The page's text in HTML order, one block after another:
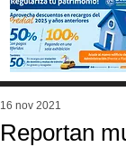
Reportan
16 nov 2021